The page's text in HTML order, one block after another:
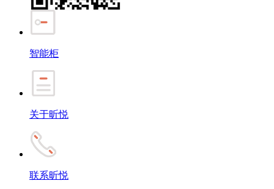
智能柜
关于昕悦
联系昕悦